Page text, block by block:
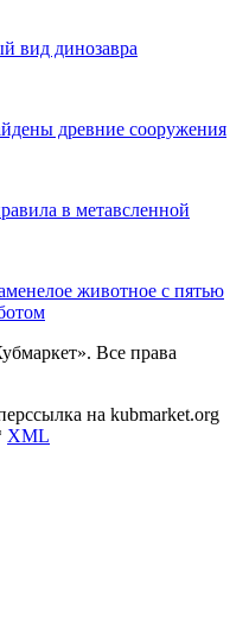
вид динозавра
древние сооружения
в метавсленной
животное с пятью
Все права
на kubmarket.org
XML